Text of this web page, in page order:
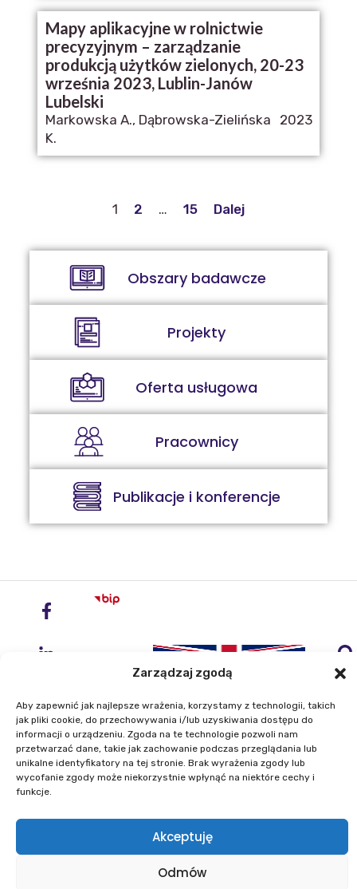
Zarządzaj zgodą
Aby zapewnić jak najlepsze wrażenia, korzystamy z technologii, takich
jak pliki cookie, do przechowywania i/lub uzyskiwania dostępu do
informacji o urządzeniu. Zgoda na te technologie pozwoli nam
przetwarzać dane, takie jak zachowanie podczas przeglądania lub
unikalne identyfikatory na tej stronie. Brak wyrażenia zgody lub
wycofanie zgody może niekorzystnie wpłynąć na niektóre cechy i
funkcje.
Akceptuję
Odmów
Mapy aplikacyjne w rolnictwie
precyzyjnym – zarządzanie
produkcją użytków zielonych, 20-23
września 2023, Lublin-Janów
Lubelski
Markowska A., Dąbrowska-Zielińska
K.
2023
1 2 … 15 Dalej
Obszary badawcze
Projekty
Oferta usługowa
Pracownicy
Publikacje i konferencje
Instytut Geodezji i Kartografii
ul. Zygmunta Modzelewskiego 27
Telefon: +48 22 329 19 00